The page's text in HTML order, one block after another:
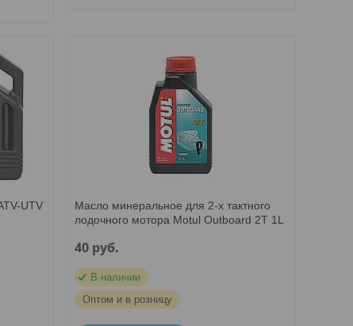
UTV
Масло минеральное для 2-х тактного
лодочного мотора Motul Outboard 2T 1L
40 руб.
В наличии
Оптом и в розницу